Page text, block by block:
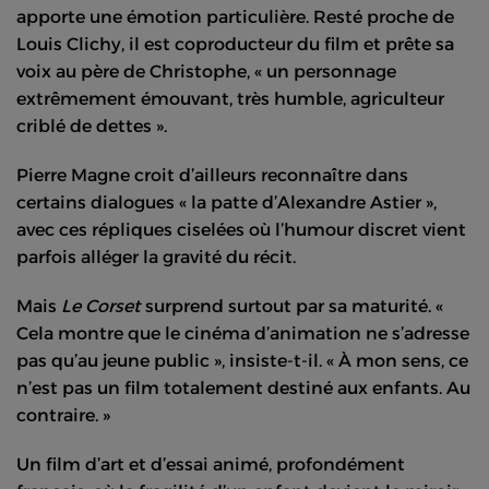
apporte une émotion particulière. Resté proche de
Louis Clichy, il est coproducteur du film et prête sa
voix au père de Christophe, « un personnage
extrêmement émouvant, très humble, agriculteur
criblé de dettes ».
Pierre Magne croit d’ailleurs reconnaître dans
certains dialogues « la patte d’Alexandre Astier »,
avec ces répliques ciselées où l’humour discret vient
parfois alléger la gravité du récit.
Mais Le Corsetsurprend surtout par sa maturité. «
Cela montre que le cinéma d’animation ne s’adresse
pas qu’au jeune public », insiste-t-il. « À mon sens, ce
n’est pas un film totalement destiné aux enfants. Au
contraire. »
Un film d’art et d’essai animé, profondément